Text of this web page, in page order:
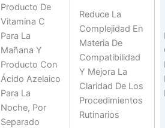
Producto De
Vitamina C
Para La
Mañana Y
Producto Con
Ácido Azelaico
Para La
Noche, Por
Separado
Reduce La
Complejidad En
Materia De
Compatibilidad
Y Mejora La
Claridad De Los
Procedimientos
Rutinarios